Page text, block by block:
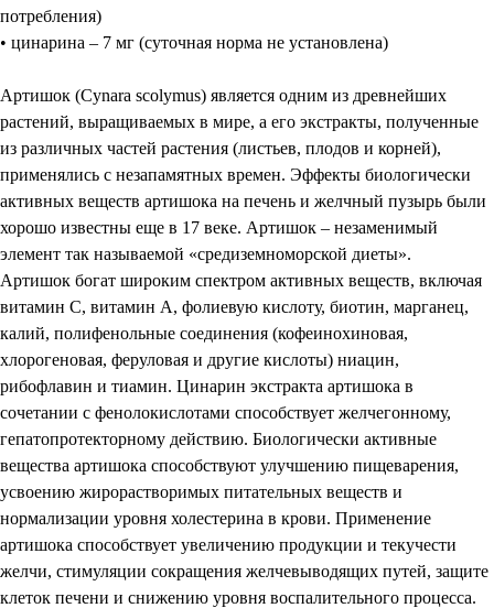
потребления)
• цинарина – 7 мг (суточная норма не установлена)
Артишок (Cynara scolymus) является одним из древнейших
растений, выращиваемых в мире, а его экстракты, полученные
из различных частей растения (листьев, плодов и корней),
применялись с незапамятных времен. Эффекты биологически
активных веществ артишока на печень и желчный пузырь были
хорошо известны еще в 17 веке. Артишок – незаменимый
элемент так называемой «средиземноморской диеты».
Артишок богат широким спектром активных веществ, включая
витамин С, витамин А, фолиевую кислоту, биотин, марганец,
калий, полифенольные соединения (кофеинохиновая,
хлорогеновая, феруловая и другие кислоты) ниацин,
рибофлавин и тиамин. Цинарин экстракта артишока в
сочетании с фенолокислотами способствует желчегонному,
гепатопротекторному действию. Биологически активные
вещества артишока способствуют улучшению пищеварения,
усвоению жирорастворимых питательных веществ и
нормализации уровня холестерина в крови. Применение
артишока способствует увеличению продукции и текучести
желчи, стимуляции сокращения желчевыводящих путей, защите
клеток печени и снижению уровня воспалительного процесса.